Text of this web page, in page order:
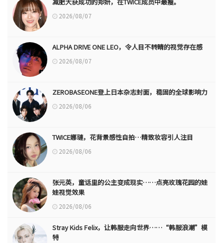
2026/08/07
ALPHA DRIVE ONE LEO，令人目不转睛的视觉存在感
2026/08/07
ZEROBASEONE登上日本杂志封面，稳固的全球影响力
2026/08/06
TWICE娜璉，花背景感性自拍…精致妆容引人注目
2026/08/06
张元英，童话里的公主变成现实……点亮玫瑰花园的娃
娃视觉效果
2026/08/06
Stray Kids Felix，让韩服走向世界……“韩服浪潮”模
特